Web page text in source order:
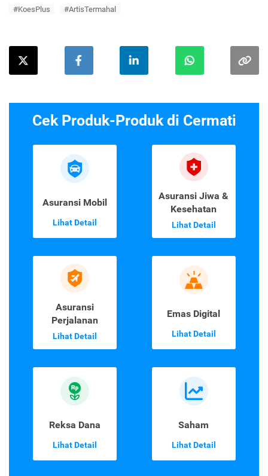
#KoesPlus #ArtisTermahal
Cek Produk-Produk di Cermati
Asuransi Mobil
Lihat Detail
Asuransi Jiwa &
Kesehatan
Lihat Detail
Asuransi
Perjalanan
Lihat Detail
Emas Digital
Lihat Detail
Reksa Dana
Lihat Detail
Saham
Lihat Detail